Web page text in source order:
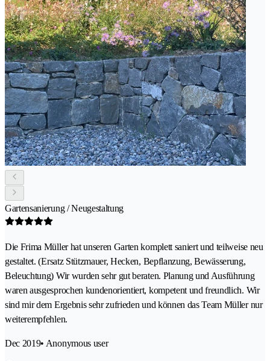
Gartensanierung / Neugestaltung
Die Frima Müller hat unseren Garten komplett saniert und teilweise neu
gestaltet. (Ersatz Stützmauer, Hecken, Bepflanzung, Bewässerung,
Beleuchtung) Wir wurden sehr gut beraten. Planung und Ausführung
waren ausgesprochen kundenorientiert, kompetent und freundlich. Wir
sind mir dem Ergebnis sehr zufrieden und können das Team Müller nur
weiterempfehlen.
Dec 2019• Anonymous user